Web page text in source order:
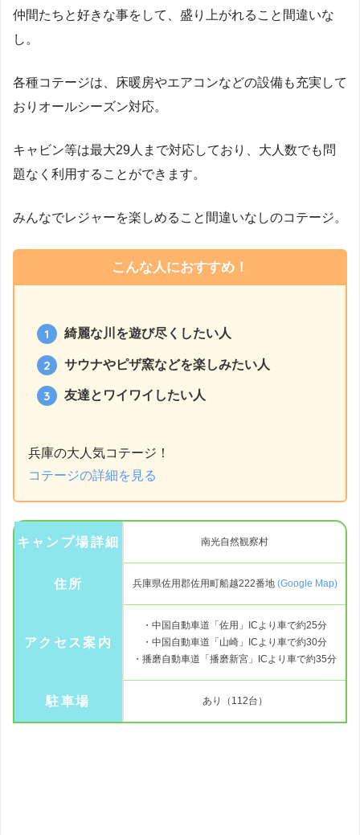
仲間たちと好きな事をして、盛り上がれること間違いな
し。
各種コテージは、床暖房やエアコンなどの設備も充実して
おりオールシーズン対応。
キャビン等は最大29人まで対応しており、大人数でも問
題なく利用することができます。
みんなでレジャーを楽しめること間違いなしのコテージ。
こんな人におすすめ！
綺麗な川を遊び尽くしたい人
サウナやピザ窯などを楽しみたい人
友達とワイワイしたい人
兵庫の大人気コテージ！
コテージの詳細を見る
キャンプ場詳細 南光自然観察村
住所 兵庫県佐用郡佐用町船越222番地 (Google Map)
アクセス案内
・中国自動車道「佐用」ICより車で約25分
・中国自動車道「山崎」ICより車で約30分
・播磨自動車道「播磨新宮」ICより車で約35分
駐車場 あり（112台）